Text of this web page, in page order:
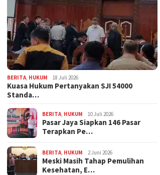
BERITA HUKUM 18 Juli 2026
Kuasa Hukum Pertanyakan SJI 54000
Standa…
BERITA HUKUM 10 Juli 2026
Pasar Jaya Siapkan 146 Pasar
Terapkan Pe…
BERITA HUKUM 2 Juni 2026
Meski Masih Tahap Pemulihan
Kesehatan, E…